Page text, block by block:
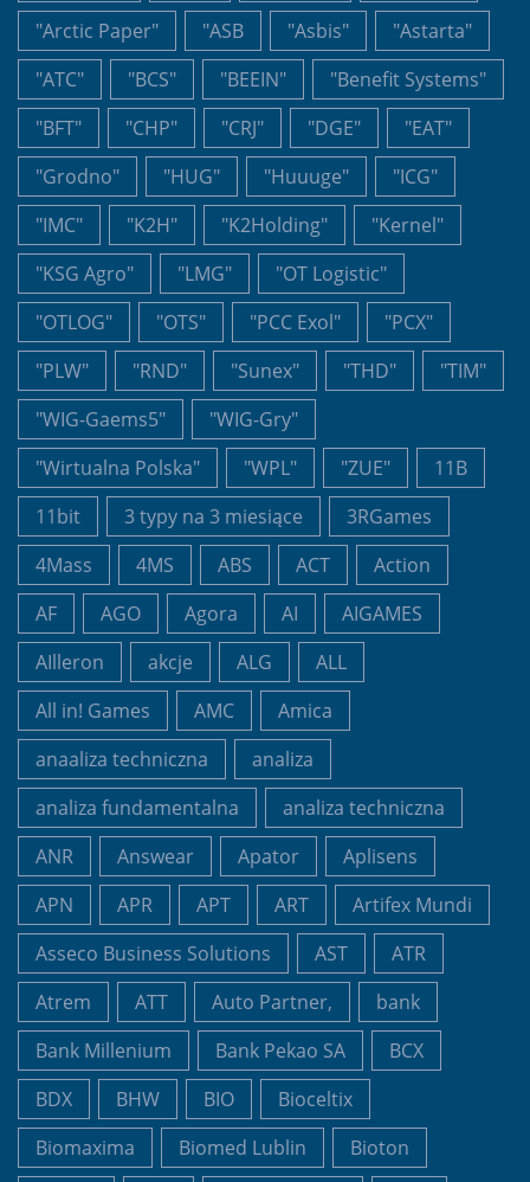
"Arctic Paper"
"ASB "Asbis"
"Astarta"
"ATC"
"BCS" "BEEIN"
"Benefit Systems"
"BFT"
"CHP" "CRJ" "DGE"
"EAT"
"Grodno"
"HUG" "Huuuge"
"ICG"
"IMC"
"K2H" "K2Holding"
"Kernel"
"KSG Agro"
"LMG"
"OT Logistic"
"OTLOG"
"OTS" "PCC Exol"
"PCX"
"PLW"
"RND" "Sunex" "THD"
"TIM"
"WIG-Gaems5"
"WIG-Gry"
"Wirtualna Polska"
"WPL" "ZUE"
11B
11bit
3 typy na 3 miesiące
3RGames
4Mass
4MS ABS ACT
Action
AF
AGO Agora AI
AIGAMES
AIlleron
akcje ALG
ALL
All in! Games
AMC
Amica
anaaliza techniczna
analiza
analiza fundamentalna
analiza techniczna
ANR
Answear Apator
Aplisens
APN
APR APT ART
Artifex Mundi
Asseco Business Solutions
AST
ATR
Atrem
ATT Auto Partner,
bank
Bank Millenium
Bank Pekao SA
BCX
BDX
BHW BIO
Bioceltix
Biomaxima
Biomed Lublin
Bioton